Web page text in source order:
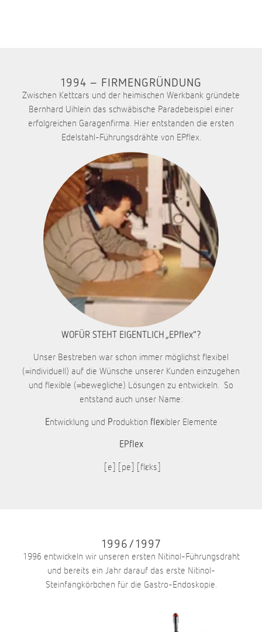
1994 – FIRMENGRÜNDUNG
Zwischen Kettcars und der heimischen Werkbank gründete
Bernhard Uihlein das schwäbische Paradebeispiel einer
erfolgreichen Garagenfirma. Hier entstanden die ersten
Edelstahl-Führungsdrähte von EPflex.
WOFÜR STEHT EIGENTLICH „EPflex“?
Unser Bestreben war schon immer möglichst flexibel
(=individuell) auf die Wünsche unserer Kunden einzugehen
und flexible (=bewegliche) Lösungen zu entwickeln. So
entstand auch unser Name:
Entwicklung und Produktion flexibler Elemente
EPflex
[e] [pe] [flɛks]
1996/1997
1996 entwickeln wir unseren ersten Nitinol-Führungsdraht
und bereits ein Jahr darauf das erste Nitinol-
Steinfangkörbchen für die Gastro-Endoskopie.